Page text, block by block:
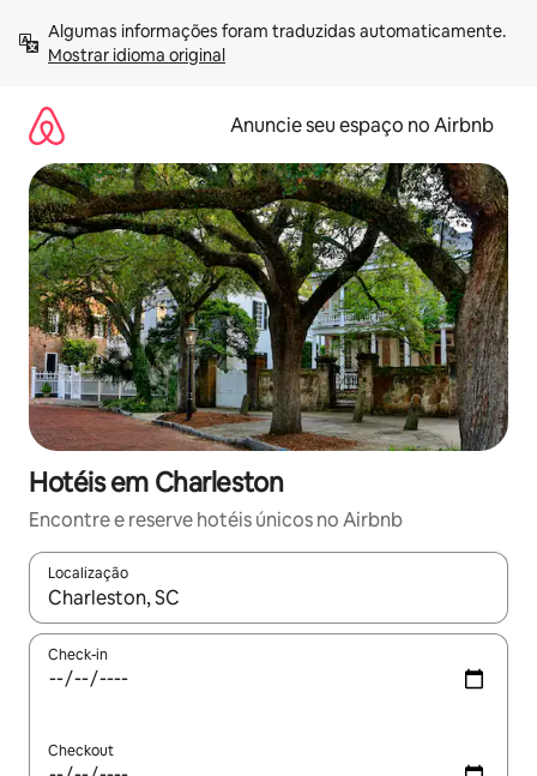
para
Mostrar idioma original
Anuncie seu espaço no Airbnb
Hotéis em Charleston
Encontre e reserve hotéis únicos no Airbnb
Localização
Quando os resultados estiverem disponíveis, explore-os
Check-in
Checkout